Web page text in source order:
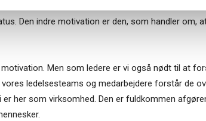
den ydre motivation. Den sidste er den, som
Den indre motivation er den, som handler om,
motivation. Men som ledere er vi også nødt til at
ledelsesteams og medarbejdere forstår de
her som virksomhed. Den er fuldkommen